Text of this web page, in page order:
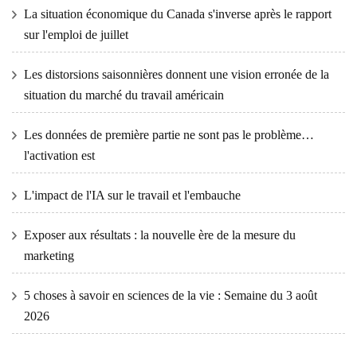
La situation économique du Canada s'inverse après le rapport
sur l'emploi de juillet
Les distorsions saisonnières donnent une vision erronée de la
situation du marché du travail américain
Les données de première partie ne sont pas le problème…
l'activation est
L'impact de l'IA sur le travail et l'embauche
Exposer aux résultats : la nouvelle ère de la mesure du
marketing
5 choses à savoir en sciences de la vie : Semaine du 3 août
2026